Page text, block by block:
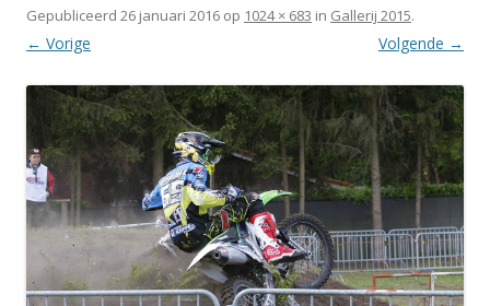
Gepubliceerd 26 januari 2016 op 1024 × 683 in Gallerij 2015.
← Vorige Volgende →